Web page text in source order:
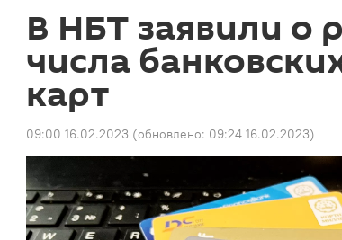
В НБТ заявили о
числа
карт
09:00 16.02.2023 (обновлено: 09:24 16.02.2023)